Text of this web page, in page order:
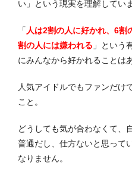
い」という現実を理解していま
「 人は2割の人に好かれ、6割
割の人には嫌われる 」という
にみんなから好かれることは
人気アイドルでもファンだけ
こと。
どうしても気が合わなくて、
普通だし、仕方ないと思って
なりません。